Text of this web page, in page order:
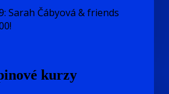
Sarah Čábyová & friends
kurzy